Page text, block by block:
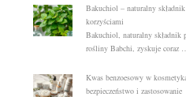
Bakuchiol – naturalny
korzyściami
Bakuchiol, naturalny składnik
rośliny Babchi, zyskuje coraz
Kwas benzoesowy w
bezpieczeństwo i zastosowanie